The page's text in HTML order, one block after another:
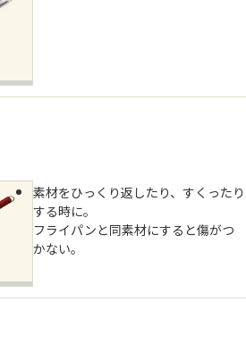
素材をひっくり返したり、すくったり
する時に。
フライパンと同素材にすると傷がつ
かない。